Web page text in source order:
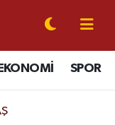
EKONOMİ SPOR